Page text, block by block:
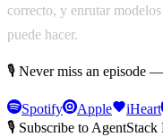
correcto, y enrutar
puede hacer.
🎙 Never miss an episode
Spotify Apple iHeart
🎙 Subscribe to